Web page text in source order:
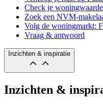
Check je woningwaarde
Zoek een NVM-
Volg de woningmarkt:
Vraag & antwoord
Inzichten & inspiratie
Inzichten &